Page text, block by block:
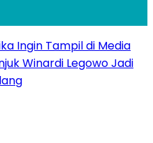
Ingin Tampil di Media
Winardi Legowo Jadi